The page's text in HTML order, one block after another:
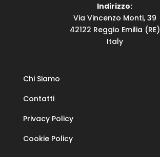
Indirizzo:
Via Vincenzo Monti, 39
42122 Reggio Emilia (RE)
Italy
Chi Siamo
Contatti
Privacy Policy
Cookie Policy